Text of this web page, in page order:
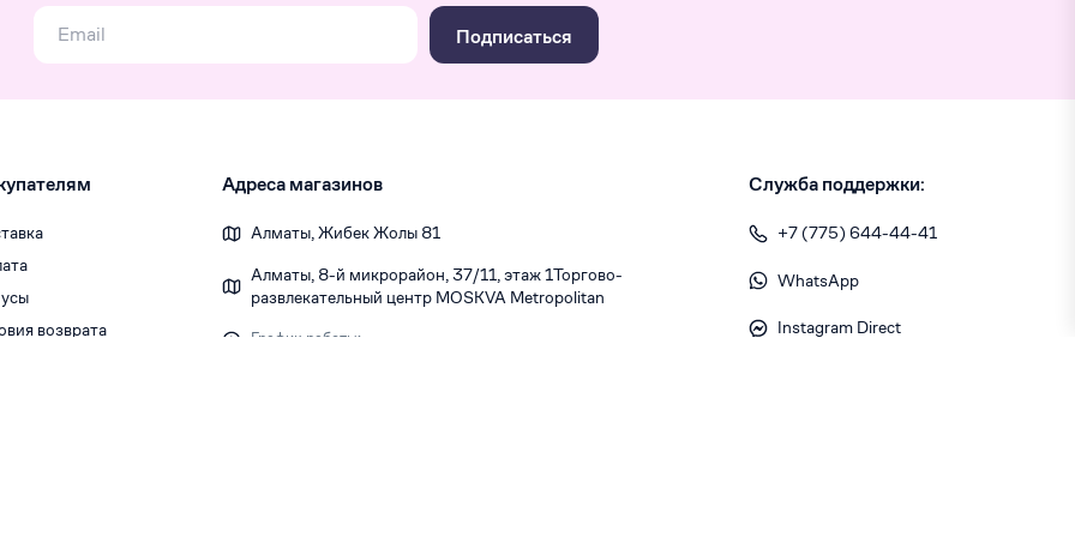
Подписаться
возврата
Адреса магазинов
Алматы, Жибек Жолы 81
Алматы, 8-й микрорайон, 37/1​1, этаж 1 ​Торгово-
развлекательный центр MOSKVA Metropolitan
График работы:
Служба поддержки:
+7 (775) 644-44-41
WhatsApp
Instagram Direct